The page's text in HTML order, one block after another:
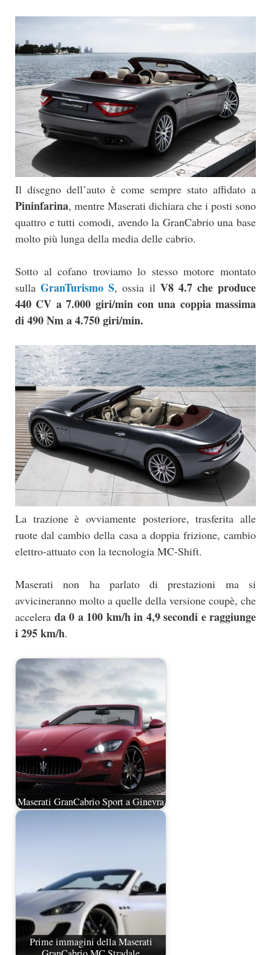
Il disegno dell’auto è come sempre stato affidato a
Pininfarina, mentre Maserati dichiara che i posti sono
quattro e tutti comodi, avendo la GranCabrio una base
molto più lunga della media delle cabrio.
Sotto al cofano troviamo lo stesso motore montato
sullaGranTurismo S, ossia il V8 4.7 che produce
440 CV a 7.000 giri/min con una coppia massima
di 490 Nm a 4.750 giri/min.
La trazione è ovviamente posteriore, trasferita alle
ruote dal cambio della casa a doppia frizione, cambio
elettro-attuato con la tecnologia MC-Shift.
Maserati non ha parlato di prestazioni ma si
avvicineranno molto a quelle della versione coupè, che
accelera da 0 a 100 km/h in 4,9 secondi e raggiunge
i 295 km/h.
Maserati GranCabrio Sport a Ginevra
Prime immagini della Maserati